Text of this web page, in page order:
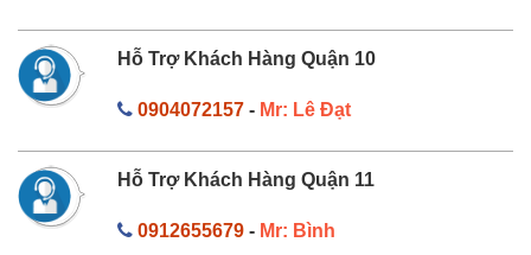
Hỗ Trợ Khách Hàng Quận 10
0904072157- Mr: Lê Đạt
Hỗ Trợ Khách Hàng Quận 11
0912655679- Mr: Bình